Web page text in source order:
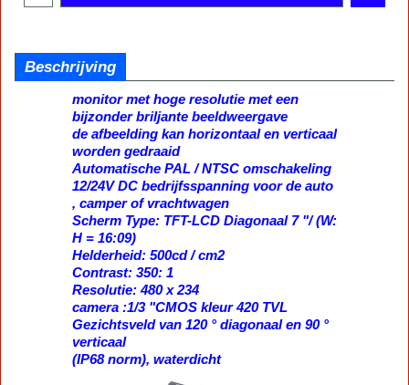
Beschrijving
monitor met hoge resolutie met een
bijzonder briljante beeldweergave
de afbeelding kan horizontaal en verticaal
worden gedraaid
Automatische PAL / NTSC omschakeling
12/24V DC bedrijfsspanning voor de auto
, camper of vrachtwagen
Scherm Type: TFT-LCD Diagonaal 7 "/ (W:
H = 16:09)
Helderheid: 500cd / cm2
Contrast: 350: 1
Resolutie: 480 x 234
camera :1/3 "CMOS kleur 420 TVL
Gezichtsveld van 120 ° diagonaal en 90 °
verticaal
(IP68 norm), waterdicht